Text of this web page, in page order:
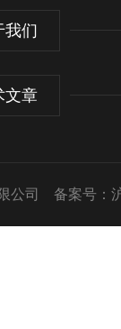
我们
文章
公司 备案号：